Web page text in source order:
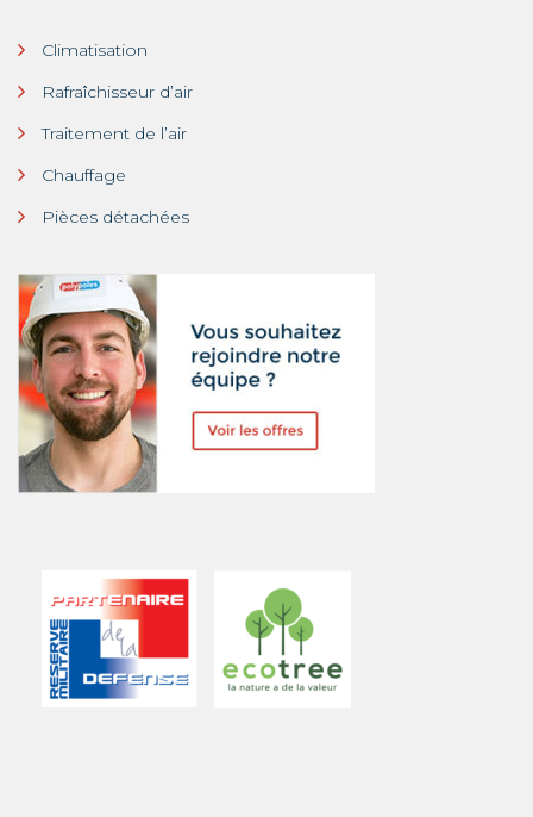
Climatisation
Rafraîchisseur d’air
Traitement de l’air
Chauffage
Pièces détachées